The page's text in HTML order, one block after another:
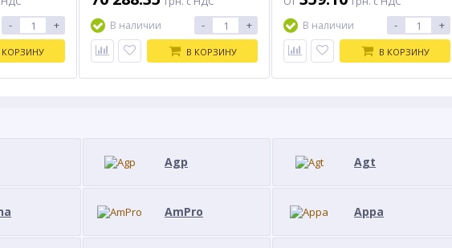
1 шт; -
- +
КОРЗИНУ
транспортная тара; - паспорт
изделия .
В наличии
- +
В КОРЗИНУ
Количество в: - упаковке 1 шт; -
ящике 14-320 шт.
В наличии
- +
В КОРЗИНУ
Agp Agt
AmPro Appa